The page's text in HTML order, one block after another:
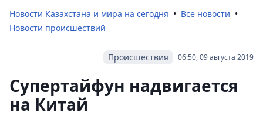
Новости Казахстана и мира на сегодня
Все новости
Новости происшествий
06:50, 09 августа 2019
Происшествия
Супертайфун надвигается
на Китай